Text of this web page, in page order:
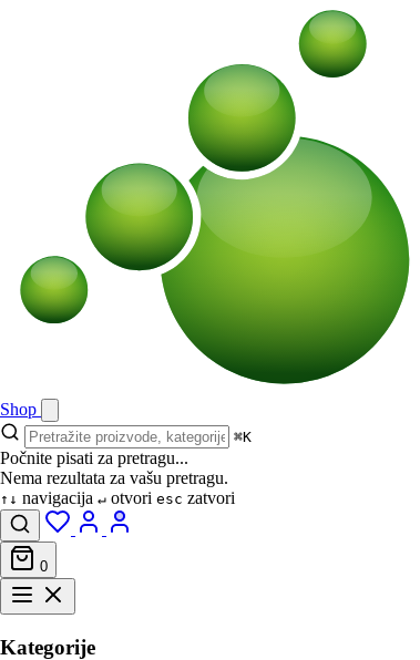
Shop
⌘K
Počnite pisati za pretragu...
Nema rezultata za vašu pretragu.
↑↓ navigacija ↵ otvori esc zatvori
0
Kategorije